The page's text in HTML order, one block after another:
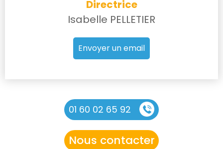
Directrice
Isabelle PELLETIER
Envoyer un email
01 60 02 65 92
Nous contacter